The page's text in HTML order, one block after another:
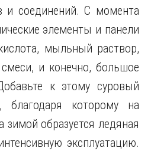
и соединений. С момента
элементы и панели
мыльный раствор,
и конечно, большое
к этому суровый
благодаря которому на
зимой образуется ледяная
эксплуатацию.